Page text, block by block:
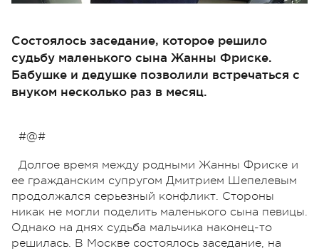
Состоялось заседание, которое решило
судьбу маленького сына Жанны Фриске.
Бабушке и дедушке позволили встречаться с
внуком несколько раз в месяц.
#@#
Долгое время между родными Жанны Фриске и
ее гражданским супругом Дмитрием Шепелевым
продолжался серьезный конфликт. Стороны
никак не могли поделить маленького сына певицы.
Однако на днях судьба мальчика наконец-то
решилась. В Москве состоялось заседание, на